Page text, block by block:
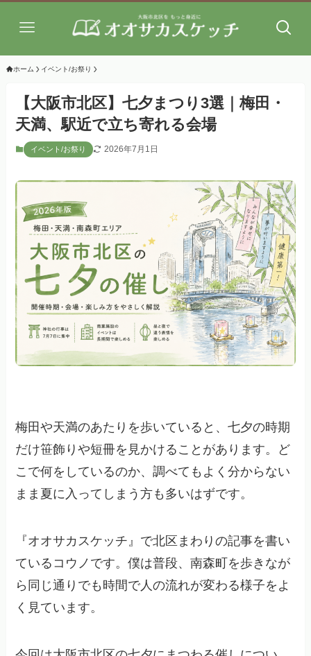
ホーム イベント/お祭り
【大阪市北区】七夕まつり3選｜梅田・
天満、駅近で立ち寄れる会場
イベント/お祭り 2026年7月1日
梅田や天満のあたりを歩いていると、七夕の時期
だけ笹飾りや短冊を見かけることがあります。ど
こで何をしているのか、調べてもよく分からない
まま夏に入ってしまう方も多いはずです。
『オオサカスケッチ』で北区まわりの記事を書い
ているコウノです。僕は普段、南森町を歩きなが
ら同じ通りでも時間で人の流れが変わる様子をよ
く見ています。